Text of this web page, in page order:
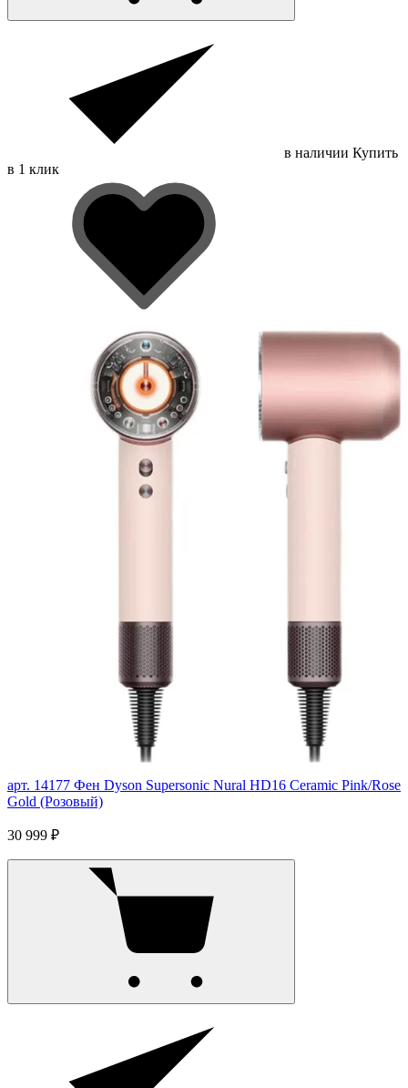
в наличии Купить
в 1 клик
арт. 14177 Фен Dyson Supersonic Nural HD16 Ceramic Pink/Rose
Gold (Розовый)
30 999 ₽